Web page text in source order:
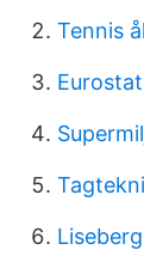
Tennis